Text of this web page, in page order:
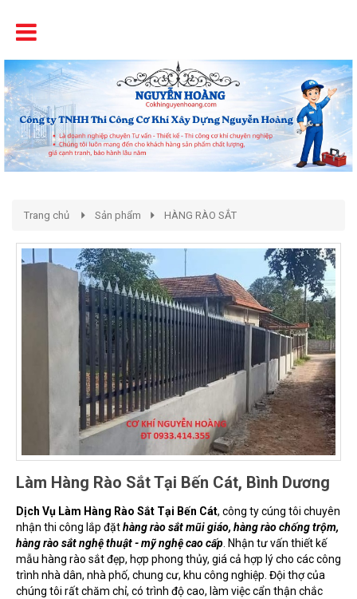
Trang chủ Sản phẩm HÀNG RÀO SẮT
Làm Hàng Rào Sắt Tại Bến Cát, Bình Dương
Dịch Vụ Làm Hàng Rào Sắt Tại Bến Cát, công ty cúng tôi chuyên
nhận thi công lắp đặthàng rào sắt mũi giáo, hàng rào chống trộm,
hàng rào sắt nghệ thuật - mỹ nghệ cao cấp. Nhận tư vấn thiết kế
mẫu hàng rào sắt đẹp, hợp phong thủy, giá cả hợp lý cho các công
trình nhà dân, nhà phố, chung cư, khu công nghiệp. Đội thợ của
chúng tôi rất chăm chỉ, có trình độ cao, làm việc cẩn thận chắc